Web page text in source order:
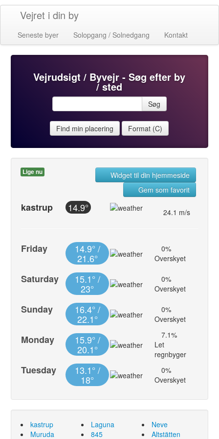
Vejret i din by
Seneste byer Solopgang / Solnedgang Kontakt
Vejrudsigt / Byvejr - Søg efter by
/ sted
Søg
Find min placering Format (C)
Lige nu
Widget til din hjemmeside
Gem som favorit
kastrup 14.9° 24.1 m/s
Friday 14.9° /
21.6°
0%
Overskyet
Saturday 15.1° /
23°
0%
Overskyet
Sunday 16.4° /
22.1°
0%
Overskyet
Monday 15.9° /
20.1°
7.1%
Let
regnbyger
Tuesday 13.1° /
18°
0%
Overskyet
kastrup
Muruda
Laguna
845
Neve
Altstätten